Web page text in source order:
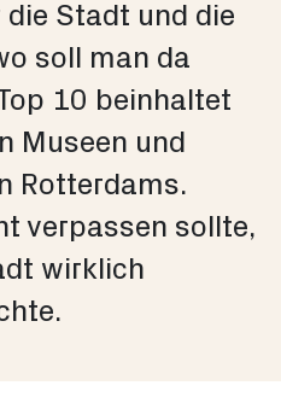
Stadt und die
soll man da
10 beinhaltet
Museen und
Rotterdams.
verpassen sollte,
wirklich